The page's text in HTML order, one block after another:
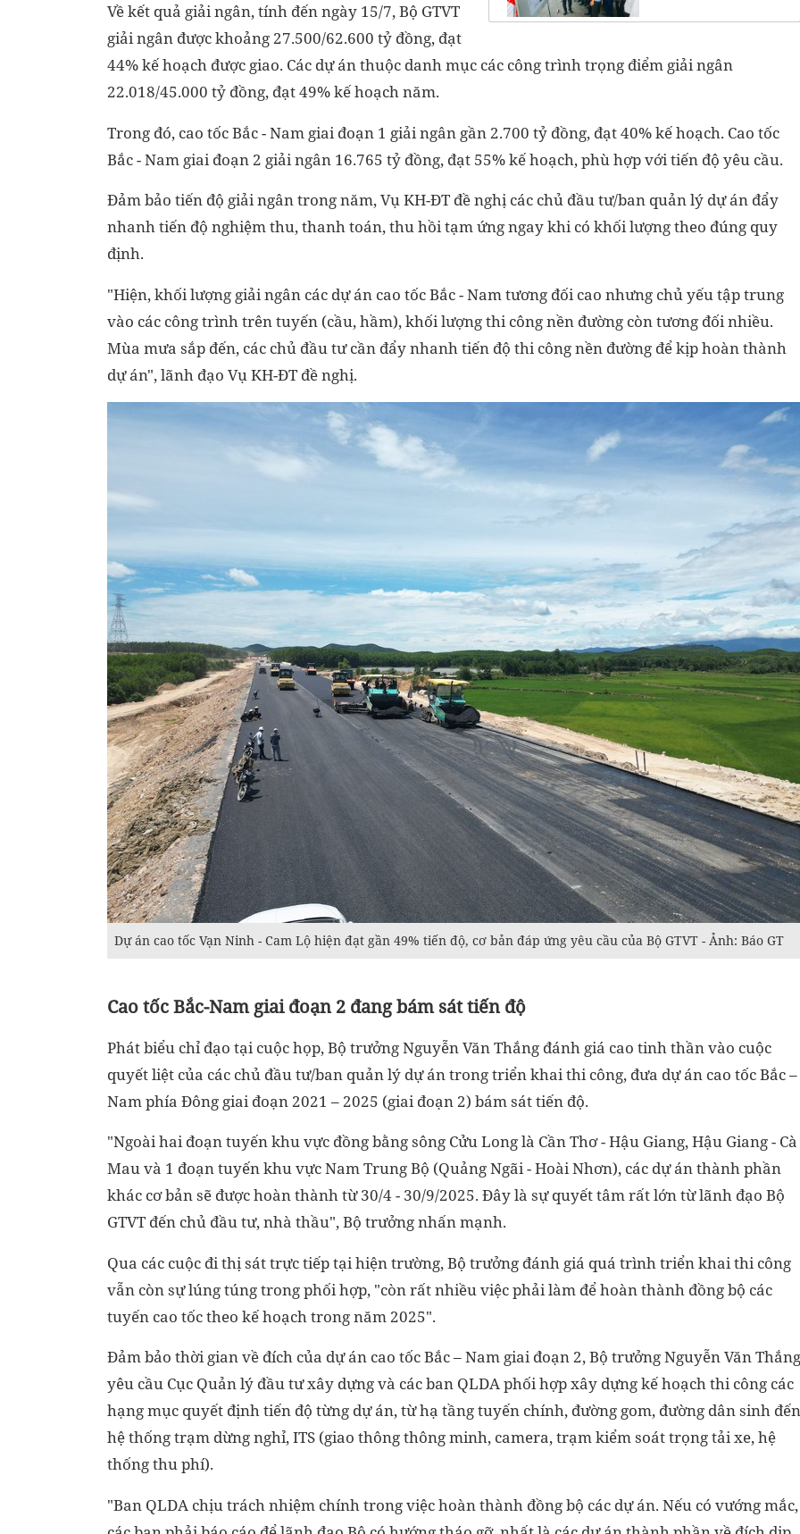
Về kết quả giải ngân, tính đến ngày 15/7, Bộ GTVT
giải ngân được khoảng 27.500/62.600 tỷ đồng, đạt
44% kế hoạch được giao. Các dự án thuộc danh mục các công trình trọng điểm giải ngân
22.018/45.000 tỷ đồng, đạt 49% kế hoạch năm.
Trong đó, cao tốc Bắc - Nam giai đoạn 1 giải ngân gần 2.700 tỷ đồng, đạt 40% kế hoạch. Cao tốc
Bắc - Nam giai đoạn 2 giải ngân 16.765 tỷ đồng, đạt 55% kế hoạch, phù hợp với tiến độ yêu cầu.
Đảm bảo tiến độ giải ngân trong năm, Vụ KH-ĐT đề nghị các chủ đầu tư/ban quản lý dự án đẩy
nhanh tiến độ nghiệm thu, thanh toán, thu hồi tạm ứng ngay khi có khối lượng theo đúng quy
định.
"Hiện, khối lượng giải ngân các dự án cao tốc Bắc - Nam tương đối cao nhưng chủ yếu tập trung
vào các công trình trên tuyến (cầu, hầm), khối lượng thi công nền đường còn tương đối nhiều.
Mùa mưa sắp đến, các chủ đầu tư cần đẩy nhanh tiến độ thi công nền đường để kịp hoàn thành
dự án", lãnh đạo Vụ KH-ĐT đề nghị.
Dự án cao tốc Vạn Ninh - Cam Lộ hiện đạt gần 49% tiến độ, cơ bản đáp ứng yêu cầu của Bộ GTVT - Ảnh: Báo GT
Cao tốc Bắc-Nam giai đoạn 2 đang bám sát tiến độ
Phát biểu chỉ đạo tại cuộc họp, Bộ trưởng Nguyễn Văn Thắng đánh giá cao tinh thần vào cuộc
quyết liệt của các chủ đầu tư/ban quản lý dự án trong triển khai thi công, đưa dự án cao tốc Bắc –
Nam phía Đông giai đoạn 2021 – 2025 (giai đoạn 2) bám sát tiến độ.
"Ngoài hai đoạn tuyến khu vực đồng bằng sông Cửu Long là Cần Thơ - Hậu Giang, Hậu Giang - Cà
Mau và 1 đoạn tuyến khu vực Nam Trung Bộ (Quảng Ngãi - Hoài Nhơn), các dự án thành phần
khác cơ bản sẽ được hoàn thành từ 30/4 - 30/9/2025. Đây là sự quyết tâm rất lớn từ lãnh đạo Bộ
GTVT đến chủ đầu tư, nhà thầu", Bộ trưởng nhấn mạnh.
Qua các cuộc đi thị sát trực tiếp tại hiện trường, Bộ trưởng đánh giá quá trình triển khai thi công
vẫn còn sự lúng túng trong phối hợp, "còn rất nhiều việc phải làm để hoàn thành đồng bộ các
tuyến cao tốc theo kế hoạch trong năm 2025".
Đảm bảo thời gian về đích của dự án cao tốc Bắc – Nam giai đoạn 2, Bộ trưởng Nguyễn Văn Thắng
yêu cầu Cục Quản lý đầu tư xây dựng và các ban QLDA phối hợp xây dựng kế hoạch thi công các
hạng mục quyết định tiến độ từng dự án, từ hạ tầng tuyến chính, đường gom, đường dân sinh đến
hệ thống trạm dừng nghỉ, ITS (giao thông thông minh, camera, trạm kiểm soát trọng tải xe, hệ
thống thu phí).
"Ban QLDA chịu trách nhiệm chính trong việc hoàn thành đồng bộ các dự án. Nếu có vướng mắc,